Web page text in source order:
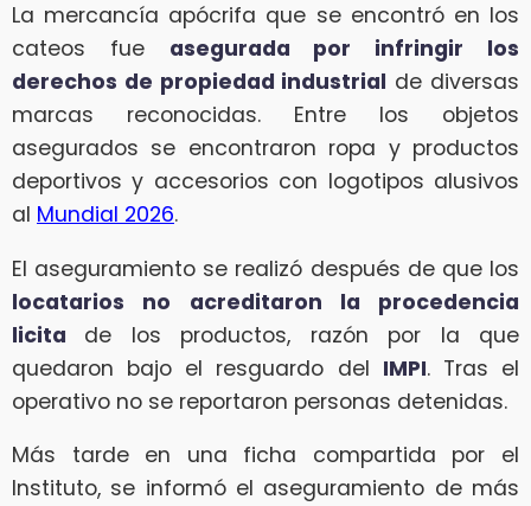
La mercancía apócrifa que se encontró en los
cateos fue asegurada por infringir los
derechos de propiedad industrial de diversas
marcas reconocidas. Entre los objetos
asegurados se encontraron ropa y productos
deportivos y accesorios con logotipos alusivos
al Mundial 2026.
El aseguramiento se realizó después de que los
locatarios no acreditaron la procedencia
licita de los productos, razón por la que
quedaron bajo el resguardo del IMPI. Tras el
operativo no se reportaron personas detenidas.
Más tarde en una ficha compartida por el
Instituto, se informó el aseguramiento de más